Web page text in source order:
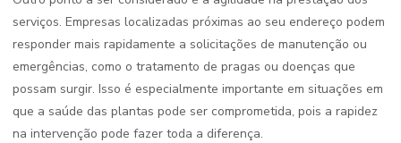
serviços. Empresas localizadas próximas ao seu endereço podem
responder mais rapidamente a solicitações de manutenção ou
emergências, como o tratamento de pragas ou doenças que
possam surgir. Isso é especialmente importante em situações em
que a saúde das plantas pode ser comprometida, pois a rapidez
na intervenção pode fazer toda a diferença.